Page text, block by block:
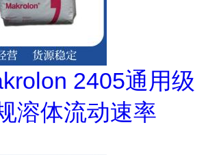
2405通用级
溶体流动速率